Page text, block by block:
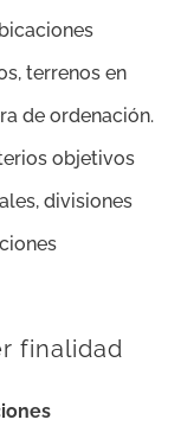
terrenos en
de ordenación.
objetivos
divisiones
finalidad